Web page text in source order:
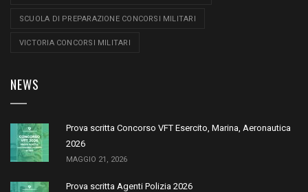
SCUOLA DI PREPARAZIONE CONCORSI MILITARI
VICTORIA CONCORSI MILITARI
NEWS
Prova scritta Concorso VFT Esercito, Marina, Aeronautica
2026
MAGGIO 21, 2026
Prova scritta Agenti Polizia 2026